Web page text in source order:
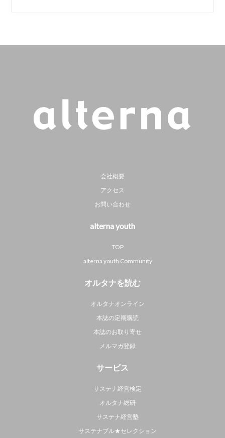
会社概要
アクセス
お問い合わせ
alterna youth
TOP
alterna youth Community
オルタナを読む
オルタナオンライン
本誌の定期購読
本誌のお取り寄せ
メルマガ登録
サービス
サステナ経営検定
オルタナ総研
サステナ経営塾
サステナブル★セレクション